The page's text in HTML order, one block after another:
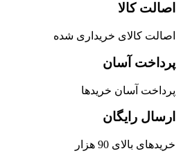
اصالت کالا
اصالت کالای خریداری شده
پرداخت آسان
پرداخت آسان خریدها
ارسال رایگان
خریدهای بالای 90 هزار